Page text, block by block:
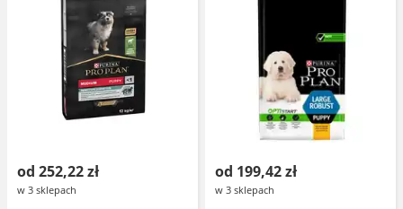
od 252,22 zł
w 3 sklepach
od 199,42 zł
w 3 sklepach